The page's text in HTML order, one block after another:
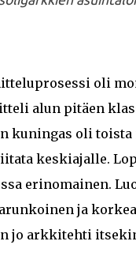
oli
alun pitäen
kuningas oli toista
keskiajalle.
erinomainen.
ja
jo arkkitehti